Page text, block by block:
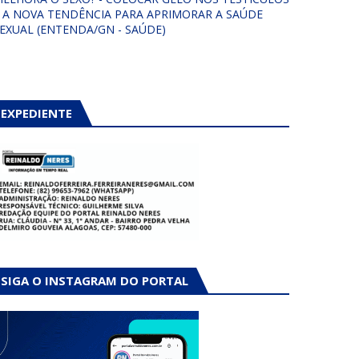
A NOVA TENDÊNCIA PARA APRIMORAR A SAÚDE
(ENTENDA/GN - SAÚDE)
EXPEDIENTE
SIGA O INSTAGRAM DO PORTAL